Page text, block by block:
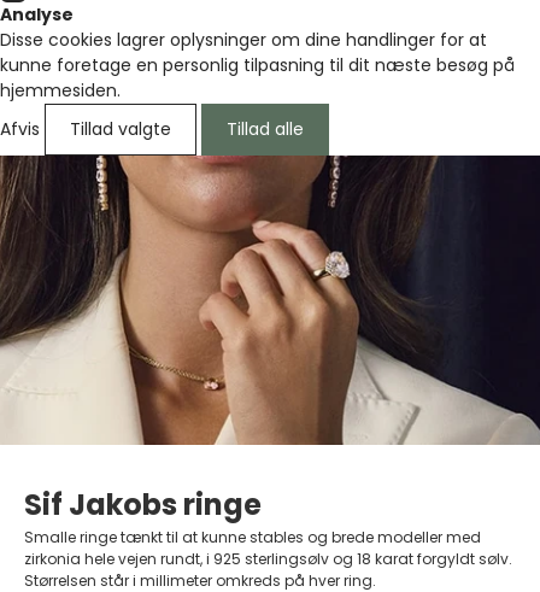
Analyse
Disse cookies lagrer oplysninger om dine handlinger for at
kunne foretage en personlig tilpasning til dit næste besøg på
hjemmesiden.
Afvis
Tillad valgte Tillad alle
Sif Jakobs ringe
Smalle ringe tænkt til at kunne stables og brede modeller med
zirkonia hele vejen rundt, i 925 sterlingsølv og 18 karat forgyldt sølv.
Størrelsen står i millimeter omkreds på hver ring.